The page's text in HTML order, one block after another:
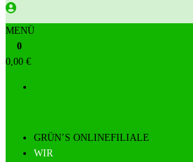
MENÜ
0
0,00 €
GRÜN’S ONLINEFILIALE
WIR